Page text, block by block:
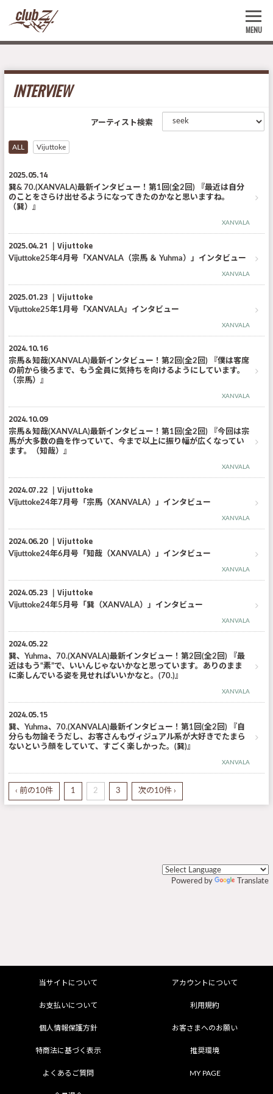
MENU
INTERVIEW
アーティスト検索
ALL Vijuttoke
2025.05.14
巽& 70.(XANVALA)最新インタビュー！第1回(全2回) 『最近は自分
のことをさらけ出せるようになってきたのかなと思いますね。
（巽）』
XANVALA
2025.04.21 Vijuttoke
Vijuttoke25年4月号「XANVALA（宗馬 ＆ Yuhma）」インタビュー
XANVALA
2025.01.23 Vijuttoke
Vijuttoke25年1月号「XANVALA」インタビュー
XANVALA
2024.10.16
宗馬＆知哉(XANVALA)最新インタビュー！第2回(全2回) 『僕は客席
の前から後ろまで、もう全員に気持ちを向けるようにしています。
（宗馬）』
XANVALA
2024.10.09
宗馬＆知哉(XANVALA)最新インタビュー！第1回(全2回) 『今回は宗
馬が大多数の曲を作っていて、今まで以上に振り幅が広くなってい
ます。（知哉）』
XANVALA
2024.07.22 Vijuttoke
Vijuttoke24年7月号「宗馬（XANVALA）」インタビュー
XANVALA
2024.06.20 Vijuttoke
Vijuttoke24年6月号「知哉（XANVALA）」インタビュー
XANVALA
2024.05.23 Vijuttoke
Vijuttoke24年5月号「巽（XANVALA）」インタビュー
XANVALA
2024.05.22
巽、Yuhma、70.(XANVALA)最新インタビュー！第2回(全2回) 『最
近はもう“素”で、いいんじゃないかなと思っています。ありのまま
に楽しんでいる姿を見せればいいかなと。(70.)』
XANVALA
2024.05.15
巽、Yuhma、70.(XANVALA)最新インタビュー！第1回(全2回) 『自
分らも勿論そうだし、お客さんもヴィジュアル系が大好きでたまら
ないという顔をしていて、すごく楽しかった。(巽)』
XANVALA
‹ 前の10件 1 2 3 次の10件 ›
Powered by Translate
当サイトについて アカウントについて
お支払いについて 利用規約
個人情報保護方針 お客さまへのお願い
特商法に基づく表示 推奨環境
よくあるご質問 MY PAGE